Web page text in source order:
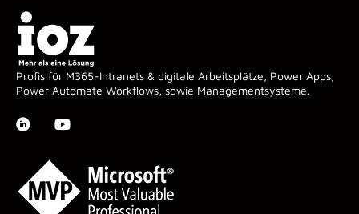
Profis für M365-Intranets & digitale Arbeitsplätze, Power Apps,
Power Automate Workflows, sowie Managementsysteme.